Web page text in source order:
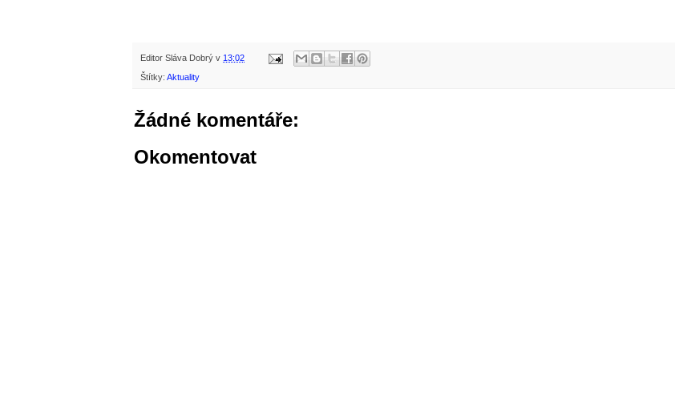
Editor Sláva Dobrý v 13:02
Štítky: Aktuality
Žádné komentáře:
Okomentovat